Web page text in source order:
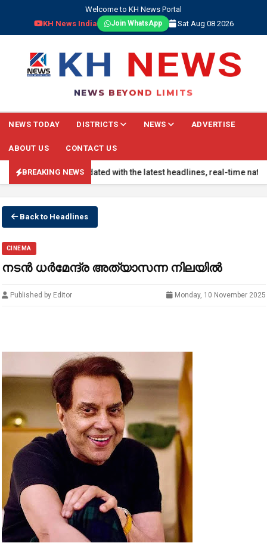
Welcome to KH News Portal
KH News India
Join WhatsApp Sat Aug 08 2026
NEWS BEYOND LIMITS
NEWS TODAY DISTRICTS NEWS ADVERTISE
ABOUT US CONTACT US
BREAKING NEWS
NEWS: Stay updated with the latest headlines, real-time
Back to Headlines
CINEMA
നടൻ ധർമേന്ദ്ര അത്യാസന്ന നിലയിൽ
Published by Editor Monday, 10 November 2025